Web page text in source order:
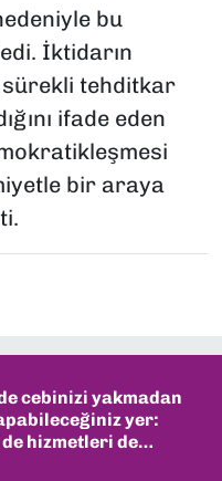
bu
İktidarın
sürekli tehditkar
ifade eden
bir araya
cebinizi yakmadan
yer:
de hizmetleri de